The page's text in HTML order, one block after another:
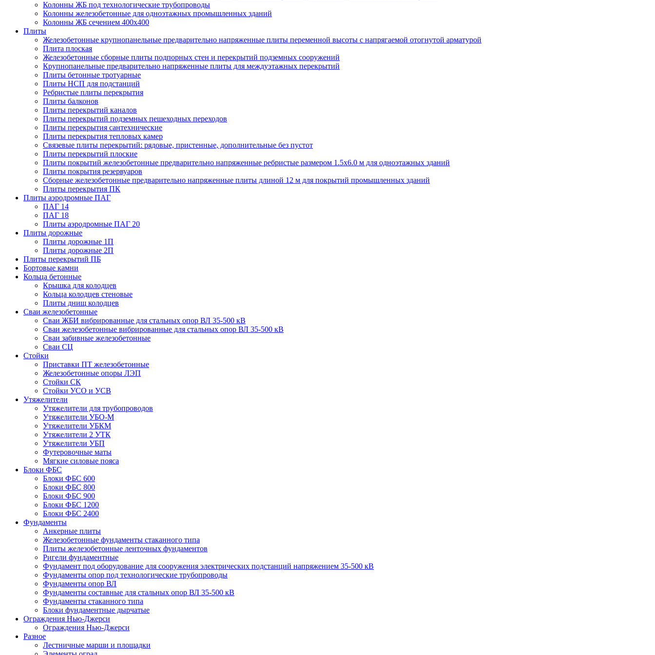
Колонны ЖБ под технологические трубопроводы
Колонны железобетонные для одноэтажных промышленных зданий
Колонны ЖБ сечением 400х400
Плиты
Железобетонные крупнопанельные предварительно напряженные плиты переменной высоты с напрягаемой отогнутой арматурой
Плита плоская
Железобетонные сборные плиты подпорных стен и перекрытий подземных сооружений
Крупнопанельные предварительно напряженные плиты для междуэтажных перекрытий
Плиты бетонные тротуарные
Плиты НСП для подстанций
Ребристые плиты перекрытия
Плиты балконов
Плиты перекрытий каналов
Плиты перекрытий подземных пешеходных переходов
Плиты перекрытия сантехнические
Плиты перекрытия тепловых камер
Связевые плиты перекрытий: рядовые, пристенные, дополнительные без пустот
Плиты перекрытий плоские
Плиты покрытий железобетонные предварительно напряженные ребристые размером 1.5х6.0 м для одноэтажных зданий
Плиты покрытия резервуаров
Сборные железобетонные предварительно напряженные плиты длиной 12 м для покрытий промышленных зданий
Плиты перекрытия ПК
Плиты аэродромные ПАГ
ПАГ 14
ПАГ 18
Плиты аэродромные ПАГ 20
Плиты дорожные
Плиты дорожные 1П
Плиты дорожные 2П
Плиты перекрытий ПБ
Бортовые камни
Кольца бетонные
Крышка для колодцев
Кольца колодцев стеновые
Плиты днищ колодцев
Сваи железобетонные
Сваи ЖБИ вибрированные для стальных опор ВЛ 35-500 кВ
Сваи железобетонные вибрированные для стальных опор ВЛ 35-500 кВ
Сваи забивные железобетонные
Сваи СЦ
Стойки
Приставки ПТ железобетонные
Железобетонные опоры ЛЭП
Стойки СК
Стойки УСО и УСВ
Утяжелители
Утяжелители для трубопроводов
Утяжелители УБО-М
Утяжелители УБКМ
Утяжелители 2 УТК
Утяжелители УБП
Футеровочные маты
Мягкие силовые пояса
Блоки ФБС
Блоки ФБС 600
Блоки ФБС 800
Блоки ФБС 900
Блоки ФБС 1200
Блоки ФБС 2400
Фундаменты
Анкерные плиты
Железобетонные фундаменты стаканного типа
Плиты железобетонные ленточных фундаментов
Ригели фундаментные
Фундамент под оборудование для сооружения электрических подстанций напряжением 35-500 кВ
Фундаменты опор под технологические трубопроводы
Фундаменты опор ВЛ
Фундаменты составные для стальных опор ВЛ 35-500 кВ
Фундаменты стаканного типа
Блоки фундаментные дырчатые
Ограждения Нью-Джерси
Ограждения Нью-Джерси
Разное
Лестничные марши и площадки